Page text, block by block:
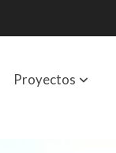
Proyectos